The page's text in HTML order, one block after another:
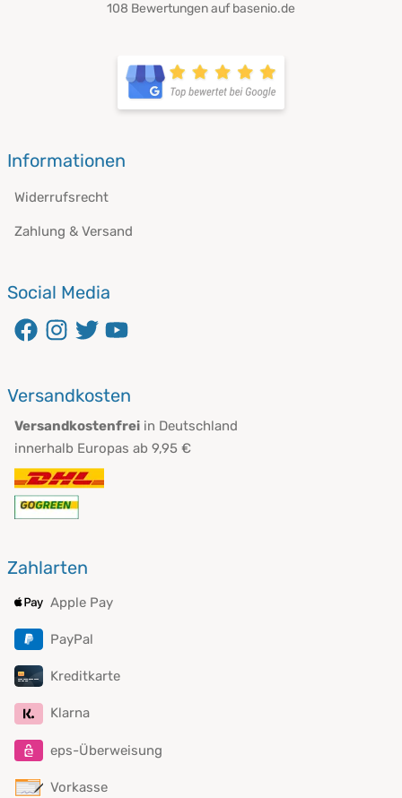
108 Bewertungen auf basenio.de
Informationen
Widerrufsrecht
Zahlung & Versand
Social Media
Versandkosten
Versandkostenfrei in Deutschland
innerhalb Europas ab 9,95 €
Zahlarten
Apple Pay
PayPal
Kreditkarte
Klarna
eps-Überweisung
Vorkasse